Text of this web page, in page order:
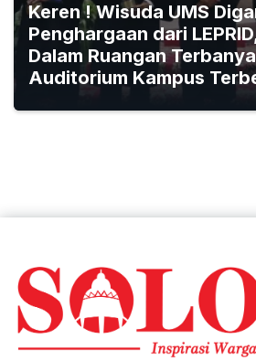
Keren ! Wisuda UMS
Penghargaan dari
Dalam Ruangan
Auditorium Kampus